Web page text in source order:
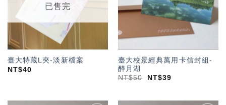
已售完
臺大特藏L夾-淡新檔案
NT$40
臺大校景經典萬用卡信封組-
醉月湖
NT$50 NT$39